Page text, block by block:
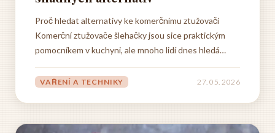
Proč hledat alternativy ke komerčnímu ztužovači
Komerční ztužovače šlehačky jsou sice praktickým
pomocníkem v kuchyni, ale mnoho lidí dnes hledá
ingrediencemi. Důvodů pro toto rozhodnutí je hned
VAŘENÍ A TECHNIKY 27. 05. 2026